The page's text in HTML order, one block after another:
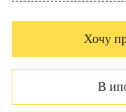
Хочу
В